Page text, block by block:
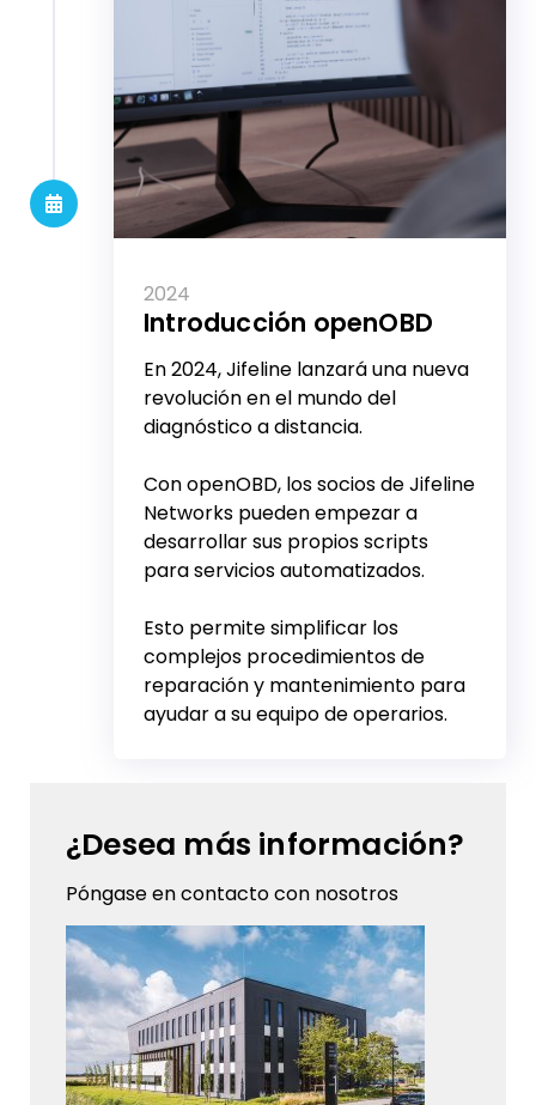
2024
Introducción openOBD
En 2024, Jifeline lanzará una nueva
revolución en el mundo del
diagnóstico a distancia.
Con openOBD, los socios de Jifeline
Networks pueden empezar a
desarrollar sus propios scripts
para servicios automatizados.
Esto permite simplificar los
complejos procedimientos de
reparación y mantenimiento para
ayudar a su equipo de operarios.
¿Desea más información?
Póngase en contacto con nosotros